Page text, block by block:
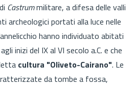
Castrummilitare, a difesa delle valli
portati alla luce nelle
hanno individuato abitati
inizi del IX al VI secolo a.C. e che
cultura "Oliveto-Cairano". Le
da tombe a fossa,